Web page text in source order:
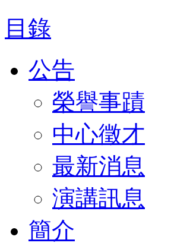
目錄
公告
榮譽事蹟
中心徵才
最新消息
演講訊息
簡介